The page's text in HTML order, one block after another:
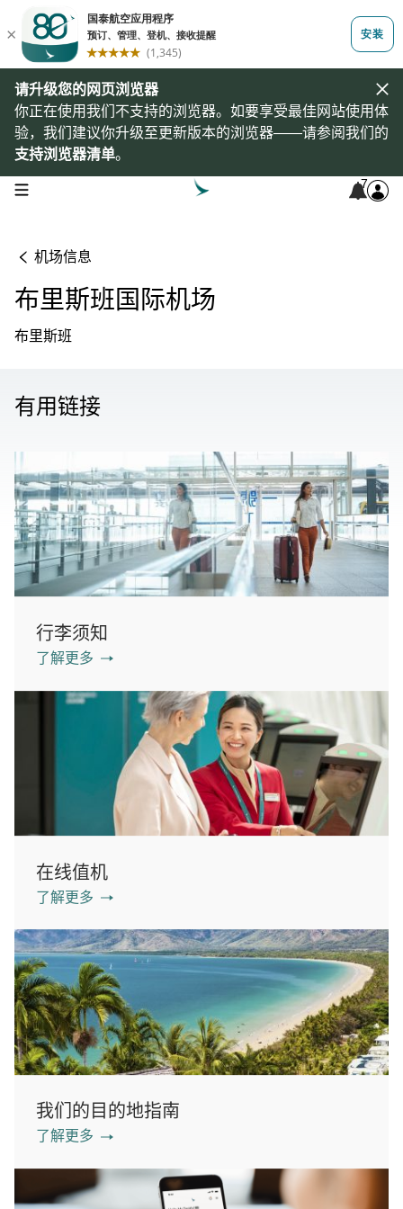
请升级您的网页浏览器
你正在使用我们不支持的浏览器。如要享受最佳网站使用体
验，我们建议你升级至更新版本的浏览器——请参阅我们的
支持浏览器清单。
open navigation menu 7
机场信息
布里斯班国际机场
布里斯班
有用链接
行李须知
了解更多
在线值机
了解更多
我们的目的地指南
了解更多